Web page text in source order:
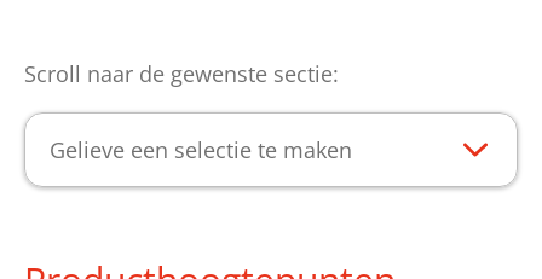
Scroll naar de gewenste sectie:
Gelieve een selectie te maken